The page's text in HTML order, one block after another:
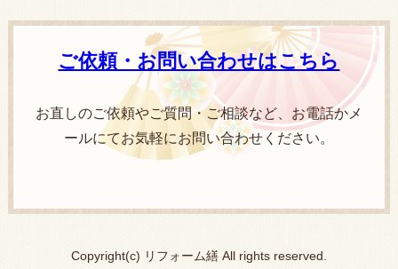
ご依頼・お問い合わせはこちら
お直しのご依頼やご質問・ご相談など、お電話かメ
ールにてお気軽にお問い合わせください。
Copyright(c) リフォーム繕 All rights reserved.